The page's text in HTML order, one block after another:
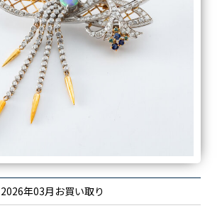
2026年03月お買い取り